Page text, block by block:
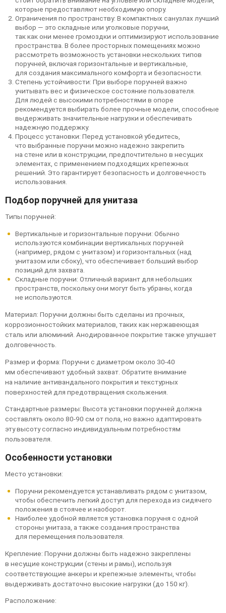
которые предоставляют необходимую опору.
Ограничения по пространству: В компактных санузлах лучший
выбор — это складные или уголковые поручни,
так как они менее громоздки и оптимизируют использование
пространства. В более просторных помещениях можно
рассмотреть возможность установки нескольких типов
поручней, включая горизонтальные и вертикальные,
для создания максимального комфорта и безопасности.
Степень устойчивости: При выборе поручней важно
учитывать вес и физическое состояние пользователя.
Для людей с высокими потребностями в опоре
рекомендуется выбирать более прочные модели, способные
выдерживать значительные нагрузки и обеспечивать
надежную поддержку.
Процесс установки: Перед установкой убедитесь,
что выбранные поручни можно надежно закрепить
на стене или в конструкции, предпочтительно в несущих
элементах, с применением подходящих крепежных
решений. Это гарантирует безопасность и долговечность
использования.
Подбор поручней для унитаза
Типы поручней:
Вертикальные и горизонтальные поручни: Обычно
используются комбинации вертикальных поручней
(например, рядом с унитазом) и горизонтальных (над
унитазом или сбоку), что обеспечивает больший выбор
позиций для захвата.
Складные поручни: Отличный вариант для небольших
пространств, поскольку они могут быть убраны, когда
не используются.
Материал: Поручни должны быть сделаны из прочных,
коррозионностойких материалов, таких как нержавеющая
сталь или алюминий. Анодированное покрытие также улучшает
долговечность.
Размер и форма: Поручни с диаметром около 30-40
мм обеспечивают удобный захват. Обратите внимание
на наличие антивандального покрытия и текстурных
поверхностей для предотвращения скольжения.
Стандартные размеры: Высота установки поручней должна
составлять около 80-90 см от пола, но важно адаптировать
эту высоту согласно индивидуальным потребностям
пользователя.
Особенности установки
Место установки:
Поручни рекомендуется устанавливать рядом с унитазом,
чтобы обеспечить легкий доступ для перехода из сидячего
положения в стоячее и наоборот.
Наиболее удобной является установка поручня с одной
стороны унитаза, а также создания пространства
для перемещения пользователя.
Крепление: Поручни должны быть надежно закреплены
в несущие конструкции (стены и рамы), используя
соответствующие анкеры и крепежные элементы, чтобы
выдерживать достаточно высокие нагрузки (до 150 кг).
Расположение: